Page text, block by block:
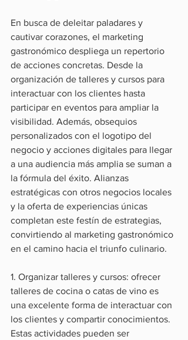
En busca de deleitar paladares y
cautivar corazones, el marketing
gastronómico despliega un repertorio
de acciones concretas. Desde la
organización de talleres y cursos para
interactuar con los clientes hasta
participar en eventos para ampliar la
visibilidad. Además, obsequios
personalizados con el logotipo del
negocio y acciones digitales para llegar
a una audiencia más amplia se suman a
la fórmula del éxito. Alianzas
estratégicas con otros negocios locales
y la oferta de experiencias únicas
completan este festín de estrategias,
convirtiendo al marketing gastronómico
en el camino hacia el triunfo culinario.
1. Organizar talleres y cursos: ofrecer
talleres de cocina o catas de vino es
una excelente forma de interactuar con
los clientes y compartir conocimientos.
Estas actividades pueden ser